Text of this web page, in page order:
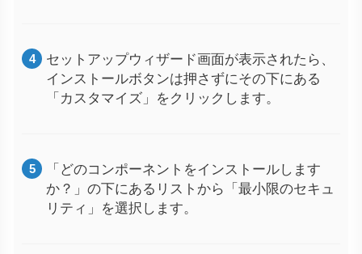
セットアップウィザード画面が表示されたら、
インストールボタンは押さずにその下にある
「カスタマイズ」をクリックします。
「どのコンポーネントをインストールします
か？」の下にあるリストから「最小限のセキュ
リティ」を選択します。